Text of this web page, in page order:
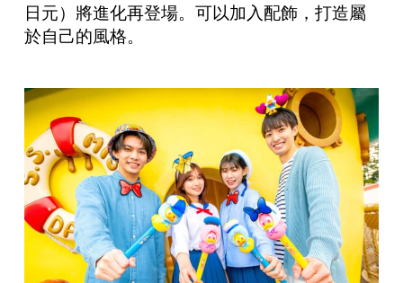
日元）將進化再登場。可以加入配飾，打造屬
於自己的風格。